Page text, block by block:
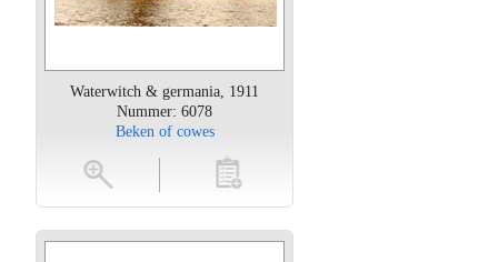
Waterwitch & germania, 1911
Nummer: 6078
Beken of cowes
toevoegen